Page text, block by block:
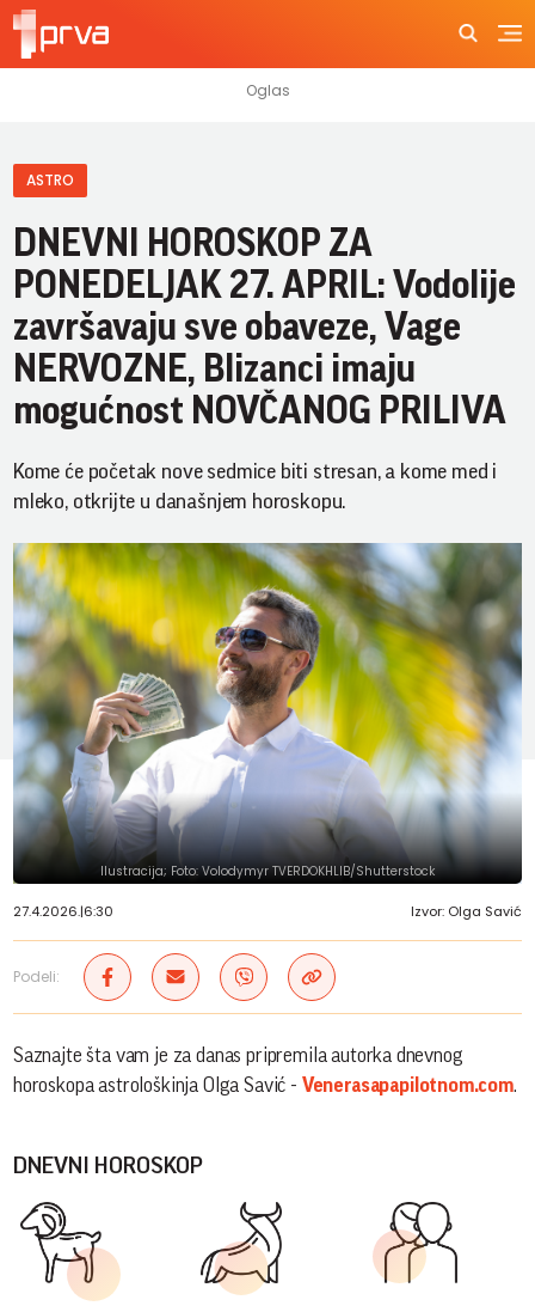
ASTRO
DNEVNI HOROSKOP ZA
PONEDELJAK 27. APRIL: Vodolije
završavaju sve obaveze, Vage
NERVOZNE, Blizanci imaju
mogućnost NOVČANOG PRILIVA
Kome će početak nove sedmice biti stresan, a kome med i
mleko, otkrijte u današnjem horoskopu.
Ilustracija; Foto: Volodymyr TVERDOKHLIB/Shutterstock
27.4.2026.|6:30 Izvor: Olga Savić
Podeli:
Saznajte šta vam je za danas pripremila autorka dnevnog
horoskopa astrološkinja Olga Savić - Venerasapapilotnom.com.
DNEVNI HOROSKOP